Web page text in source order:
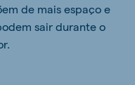
de mais espaço e
sair durante o